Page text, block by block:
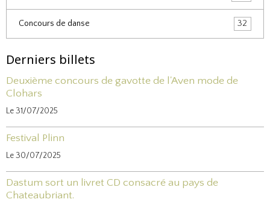
Concours de danse 32
Derniers billets
Deuxième concours de gavotte de l'Aven mode de
Clohars
Le 31/07/2025
Festival Plinn
Le 30/07/2025
Dastum sort un livret CD consacré au pays de
Chateaubriant.